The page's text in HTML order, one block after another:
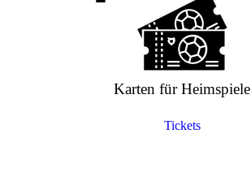
Karten für Heimspiele
Tickets